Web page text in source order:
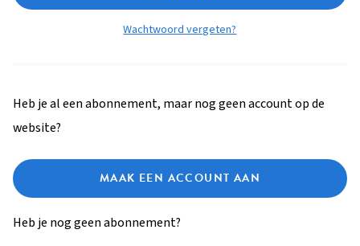
Wachtwoord vergeten?
Heb je al een abonnement, maar nog geen account op de
website?
MAAK EEN ACCOUNT AAN
Heb je nog geen abonnement?